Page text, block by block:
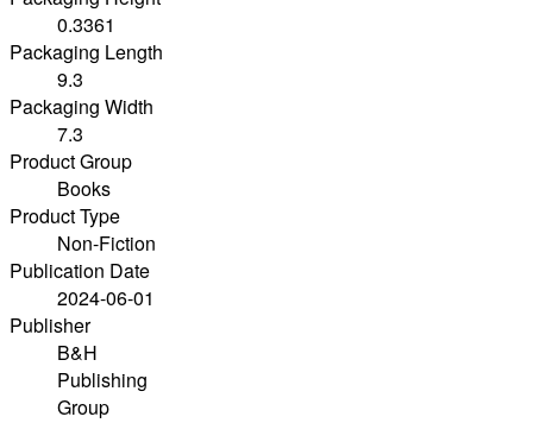
0.3361
Packaging Length
9.3
Packaging Width
7.3
Product Group
Books
Product Type
Non-Fiction
Publication Date
2024-06-01
Publisher
B&H
Publishing
Group